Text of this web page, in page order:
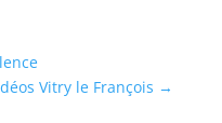
Vitry le François →